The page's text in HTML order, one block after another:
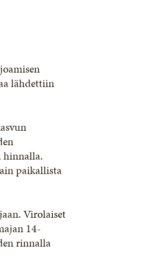
lähdettiin
hinnalla.
paikallista
Virolaiset
14-
rinnalla